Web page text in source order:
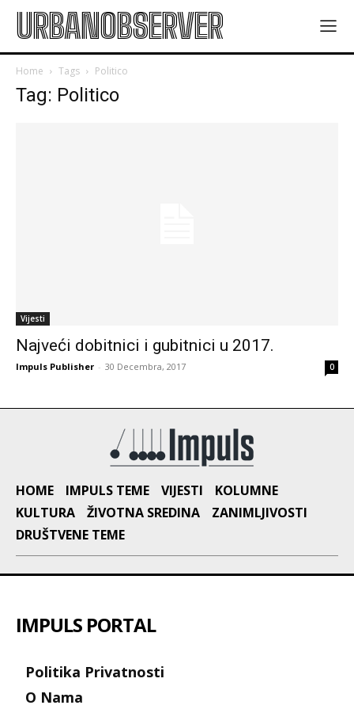
URBANOBSERVER
Home Tags Politico
Tag: Politico
Vijesti
Najveći dobitnici i gubitnici u 2017.
Impuls Publisher - 30 Decembra, 2017 0
HOME IMPULS TEME VIJESTI
KOLUMNE
KULTURA
ŽIVOTNA SREDINA
ZANIMLJIVOSTI
DRUŠTVENE TEME
IMPULS PORTAL
Politika Privatnosti
O Nama